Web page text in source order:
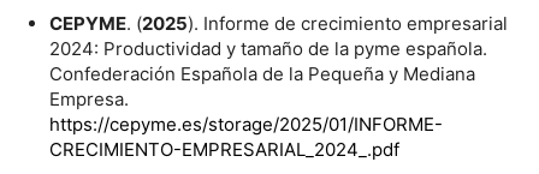
CEPYME. (2025). Informe de crecimiento empresarial
2024: Productividad y tamaño de la pyme española.
Confederación Española de la Pequeña y Mediana
Empresa.
https://cepyme.es/storage/2025/01/INFORME-
CRECIMIENTO-EMPRESARIAL_2024_.pdf